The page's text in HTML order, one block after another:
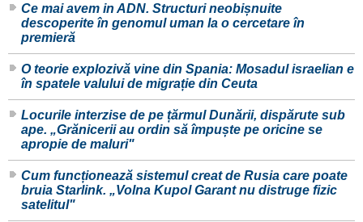
Ce mai avem in ADN. Structuri neobișnuite
descoperite în genomul uman la o cercetare în
premieră
O teorie explozivă vine din Spania: Mosadul israelian e
în spatele valului de migrație din Ceuta
Locurile interzise de pe țărmul Dunării, dispărute sub
ape. „Grănicerii au ordin să împuște pe oricine se
apropie de maluri"
Cum funcționează sistemul creat de Rusia care poate
bruia Starlink. „Volna Kupol Garant nu distruge fizic
satelitul"